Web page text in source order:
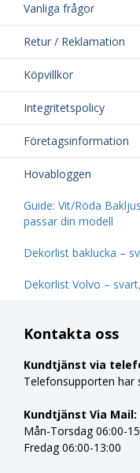
Vanliga frågor
Retur / Reklamation
Köpvillkor
Integritetspolicy
Företagsinformation
Hovabloggen
Guide: Vit/Röda
passar din modell
Dekorlist baklucka –
Dekorlist Volvo –
Kontakta oss
Kundtjänst via
Telefonsupporten
Kundtjänst Via Mail:
Mån-Torsdag 06:00-
Fredag 06:00-13:00